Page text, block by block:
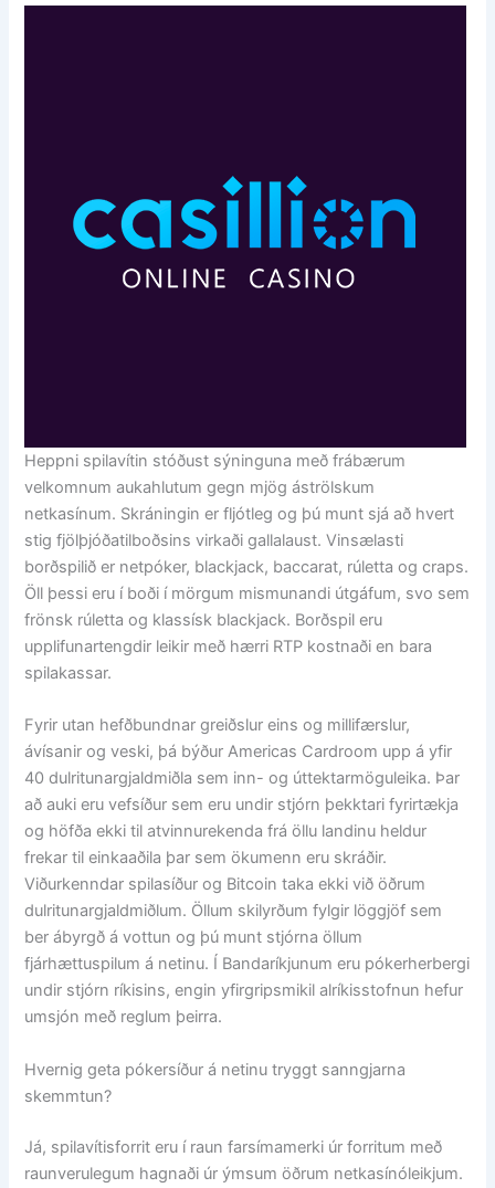
Heppni spilavítin stóðust sýninguna með frábærum
velkomnum aukahlutum gegn mjög áströlskum
netkasínum. Skráningin er fljótleg og þú munt sjá að hvert
stig fjölþjóðatilboðsins virkaði gallalaust. Vinsælasti
borðspilið er netpóker, blackjack, baccarat, rúletta og craps.
Öll þessi eru í boði í mörgum mismunandi útgáfum, svo sem
frönsk rúletta og klassísk blackjack. Borðspil eru
upplifunartengdir leikir með hærri RTP kostnaði en bara
spilakassar.
Fyrir utan hefðbundnar greiðslur eins og millifærslur,
ávísanir og veski, þá býður Americas Cardroom upp á yfir
40 dulritunargjaldmiðla sem inn- og úttektarmöguleika. Þar
að auki eru vefsíður sem eru undir stjórn þekktari fyrirtækja
og höfða ekki til atvinnurekenda frá öllu landinu heldur
frekar til einkaaðila þar sem ökumenn eru skráðir.
Viðurkenndar spilasíður og Bitcoin taka ekki við öðrum
dulritunargjaldmiðlum. Öllum skilyrðum fylgir löggjöf sem
ber ábyrgð á vottun og þú munt stjórna öllum
fjárhættuspilum á netinu. Í Bandaríkjunum eru pókerherbergi
undir stjórn ríkisins, engin yfirgripsmikil alríkisstofnun hefur
umsjón með reglum þeirra.
Hvernig geta pókersíður á netinu tryggt sanngjarna
skemmtun?
Já, spilavítisforrit eru í raun farsímamerki úr forritum með
raunverulegum hagnaði úr ýmsum öðrum netkasínóleikjum.